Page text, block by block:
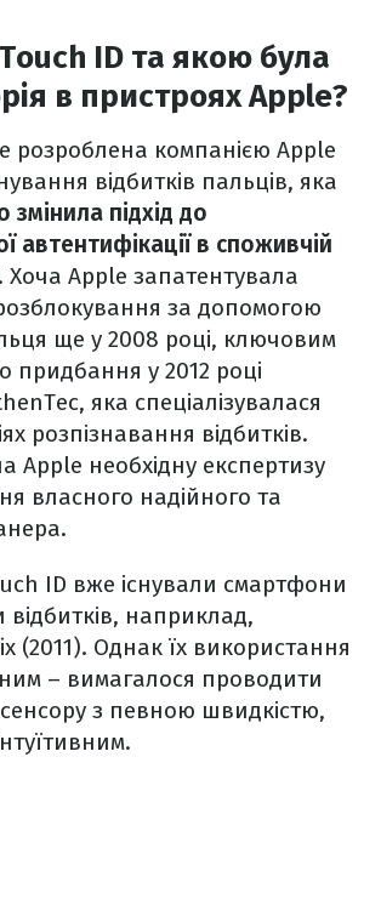
ID та якою була
в пристроях Apple?
розроблена компанією Apple
відбитків пальців, яка
змінила підхід до
автентифікації в споживчій
. Хоча Apple запатентувала
за допомогою
ще у 2008 році, ключовим
придбання у 2012 році
яка спеціалізувалася
розпізнавання відбитків.
Apple необхідну експертизу
власного надійного та
ID вже існували смартфони
відбитків, наприклад,
(2011). Однак їх використання
– вимагалося проводити
з певною швидкістю,